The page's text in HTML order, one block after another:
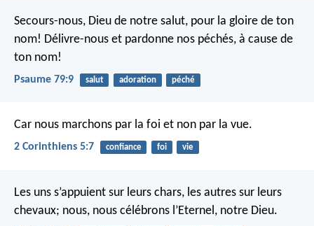
Secours-nous, Dieu de notre salut, pour la gloire de ton
nom! Délivre-nous et pardonne nos péchés, à cause de
ton nom!
Psaume 79:9 salut adoration péché
Car nous marchons par la foi et non par la vue.
2 Corinthiens 5:7 confiance foi vie
Les uns s’appuient sur leurs chars, les autres sur leurs
chevaux; nous, nous célébrons l’Eternel, notre Dieu.